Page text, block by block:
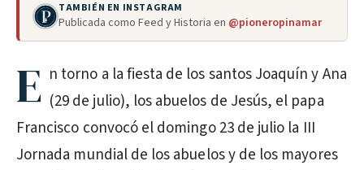
TAMBIÉN EN INSTAGRAM
Publicada como Feed y Historia en @pioneropinamar
E n torno a la fiesta de los santos Joaquín y Ana
(29 de julio), los abuelos de Jesús, el papa
Francisco convocó el domingo 23 de julio la III
Jornada mundial de los abuelos y de los mayores